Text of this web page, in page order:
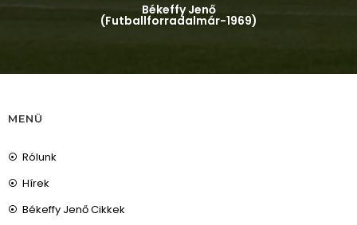
Békeffy Jenő
(Futballforradalmár-1969)
MENÜ
Rólunk
Hírek
Békeffy Jenő Cikkek